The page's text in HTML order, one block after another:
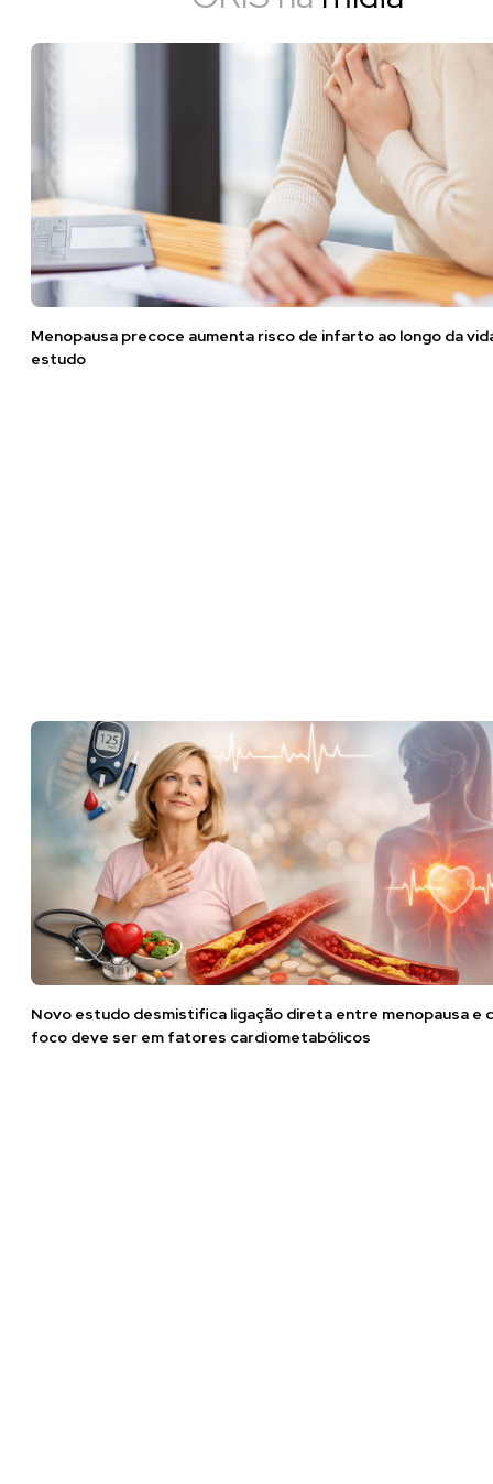
Menopausa precoce aumenta risco de infarto ao longo da
estudo
Novo estudo desmistifica ligação direta entre menopausa e
foco deve ser em fatores cardiometabólicos